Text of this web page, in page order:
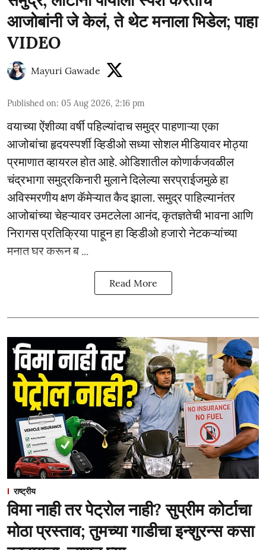
आजोबांनी जे केलं, ते थेट मनाला भिडेल; पाहा
VIDEO
Mayuri Gawade
Published on: 05 Aug 2026, 2:16 pm
वयाच्या ऐंशीव्या वर्षी पहिल्यांदाच समुद्र पाहणाऱ्या एका
आजोबांचा हृदयस्पर्शी व्हिडीओ सध्या सोशल मीडियावर मोठ्या
प्रमाणात व्हायरल होत आहे. ओडिशातील कोणार्कजवळील
चंद्रभागा समुद्रकिनारी मुलाने दिलेल्या सरप्राईजमुळे हा
अविस्मरणीय क्षण कॅमेऱ्यात कैद झाला. समुद्र पाहिल्यानंतर
आजोबांच्या चेहऱ्यावर उमटलेला आनंद, कृतज्ञतेची भावना आणि
निरागस प्रतिक्रिया पाहून हा व्हिडीओ हजारो नेटकऱ्यांच्या
मनात घर करून ब ...
Read More
राष्ट्रीय
विमा नाही तर पेट्रोल नाही? सुप्रीम कोर्टाचा
मोठा प्रस्ताव; तुमच्या गाडीचा इन्शुरन्स कसा